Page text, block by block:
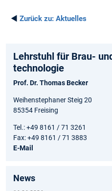
◄ Zurück zu: Aktuelles
Lehrstuhl für Brau-
technologie
Prof. Dr. Thomas Becker
Weihenstephaner Steig 20
85354 Freising
Tel.: +49 8161 / 71 3261
Fax: +49 8161 / 71 3883
E-Mail
News